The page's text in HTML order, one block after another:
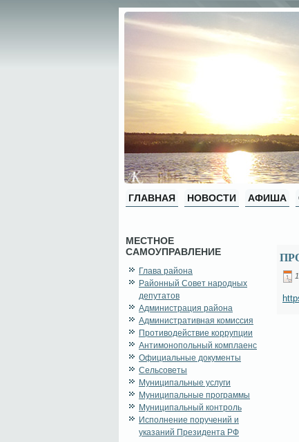
ГЛАВНАЯ НОВОСТИ АФИША
МЕСТНОЕ
САМОУПРАВЛЕНИЕ
Глава района
Районный Совет народных
депутатов
Администрация района
Административная комиссия
Противодействие коррупции
Антимонопольный комплаенс
Официальные документы
Сельсоветы
Муниципальные услуги
Муниципальные программы
Муниципальный контроль
Исполнение поручений и
указаний Президента РФ